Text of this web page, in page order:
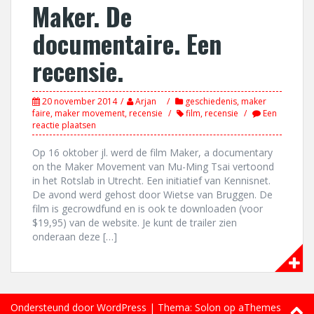
Maker. De
documentaire. Een
recensie.
20 november 2014 Arjan geschiedenis,maker
faire,maker movement,recensie film,recensie
Een
reactie plaatsen
Op 16 oktober jl. werd de film Maker, a documentary
on the Maker Movement van Mu-Ming Tsai vertoond
in het Rotslab in Utrecht. Een initiatief van Kennisnet.
De avond werd gehost door Wietse van Bruggen. De
film is gecrowdfund en is ook te downloaden (voor
$19,95) van de website. Je kunt de trailer zien
onderaan deze […]
Ondersteund door WordPress | Thema: Solon op aThemes